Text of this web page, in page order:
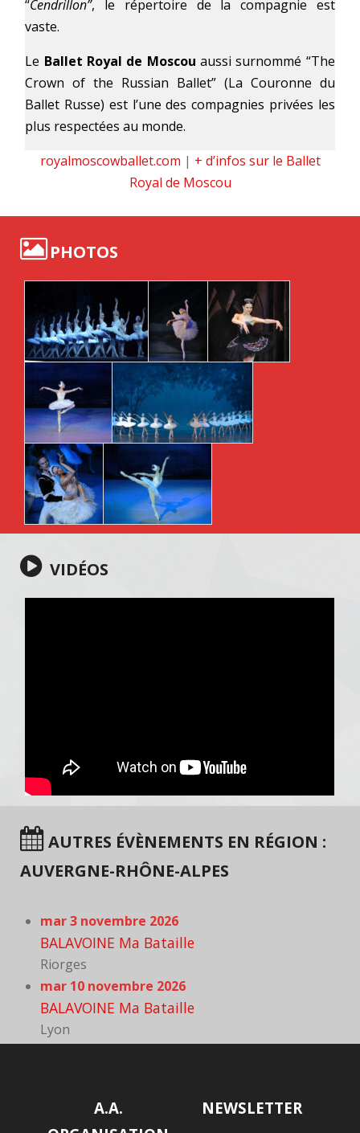
“Cendrillon”, le répertoire de la compagnie est
vaste.
Le Ballet Royal de Moscou aussi surnommé “The
Crown of the Russian Ballet” (La Couronne du
Ballet Russe) est l’une des compagnies privées les
plus respectées au monde.
royalmoscowballet.com | + d’infos sur le Ballet
Royal de Moscou
PHOTOS
VIDÉOS
AUTRES ÉVÈNEMENTS EN RÉGION :
AUVERGNE-RHÔNE-ALPES
mar 3 novembre 2026
BALAVOINE Ma Bataille
Riorges
mar 10 novembre 2026
BALAVOINE Ma Bataille
Lyon
A.A.
NEWSLETTER